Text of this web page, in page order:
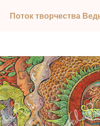
Поток творчества